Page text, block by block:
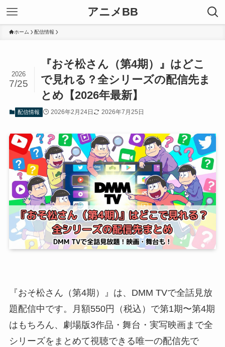
アニメBB
ホーム 配信情報
『おそ松さん（第4期）』はどこ
で見れる？全シリーズの配信先ま
とめ【2026年最新】
2026
7/25
配信情報 2026年2月24日 2026年7月25日
『おそ松さん（第4期）』は、DMM TVで全話見放
題配信中です。月額550円（税込）で第1期〜第4期
はもちろん、劇場版3作品・舞台・実写映画まで全
シリーズをまとめて視聴できる唯一の配信先で